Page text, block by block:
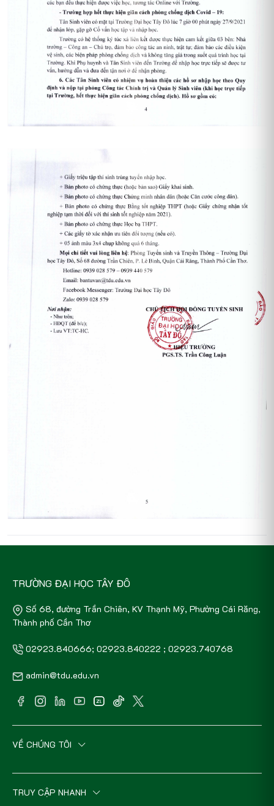
TRƯỜNG ĐẠI HỌC TÂY ĐÔ
Số 68, đường Trần Chiên, KV Thạnh Mỹ, Phường Cái Răng,
Thành phố Cần Thơ
02923.840666; 02923.840222 ; 02923.740768
admin@tdu.edu.vn
VỀ CHÚNG TÔI
TRUY CẬP NHANH